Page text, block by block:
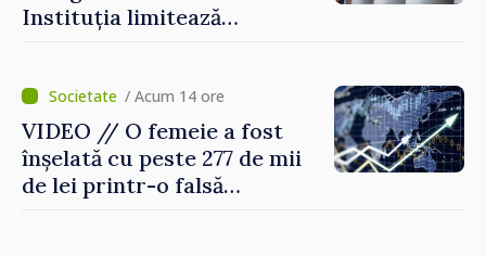
Instituția limitează
/ Acum 14 ore
VIDEO // O femeie a fost
înșelată cu peste 277 de mii
de lei printr-o falsă